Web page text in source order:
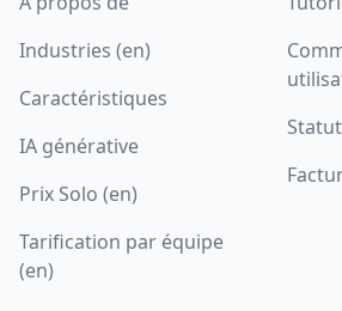
Industries (en)
Caractéristiques
IA générative
Prix Solo (en)
Tarification par équipe
(en)